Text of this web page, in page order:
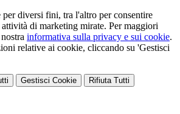
diversi fini, tra l'altro per consentire
di marketing mirate. Per maggiori
informativa sulla privacy e sui cookie.
relative ai cookie, cliccando su 'Gestisci
Gestisci Cookie Rifiuta Tutti